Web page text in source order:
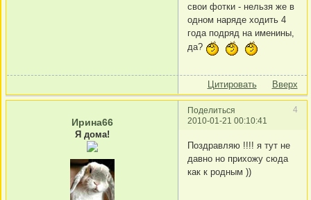
свои фотки - нельзя же в
одном наряде ходить 4
года подряд на именины,
да?
Цитировать Вверх
Поделиться
4
2010-01-21 00:10:41
Ирина66
Я дома!
Поздравляю !!!! я тут не
давно но прихожу сюда
как к родным ))